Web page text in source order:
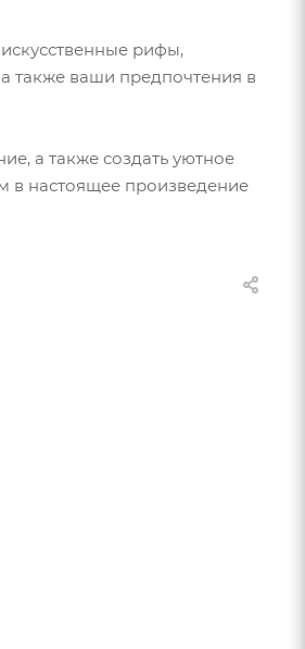
рифы,
также ваши предпочтения в
а также создать уютное
в настоящее произведение